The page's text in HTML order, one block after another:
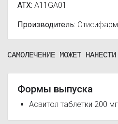
АТХ: A11GA01
Производитель: Отисифарм
САМОЛЕЧЕНИЕ МОЖЕТ
Формы выпуска
Асвитол таблетки 200